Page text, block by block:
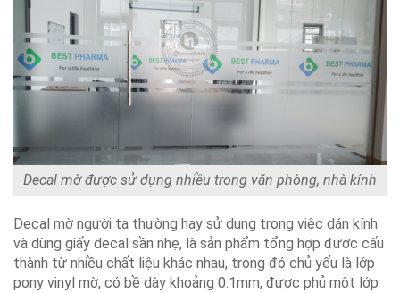
Decal mờ được sử dụng nhiều trong văn phòng, nhà kính
Decal mờ người ta thường hay sử dụng trong việc dán kính
và dùng giấy decal sần nhẹ, là sản phẩm tổng hợp được cấu
thành từ nhiều chất liệu khác nhau, trong đó chủ yếu là lớp
pony vinyl mờ, có bề dày khoảng 0.1mm, được phủ một lớp